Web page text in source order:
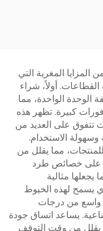
المزايا المغرية التي
أولاً، شراء
الوحدة الواحدة، مما
كبيرة. تظهر هذه
تتفوق على العديد من
وسهولة الاستخدام.
مما يقلل من
على خصائص طرد
يجعلها مثالية
يسمح لهذه الخيوط
واسع من درجات
يساعد اتساق جودة
يقلل من وقت التوقف